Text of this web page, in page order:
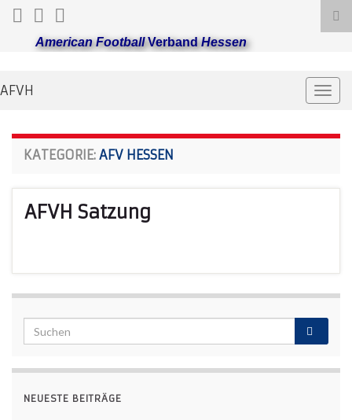
American FootballVerbandHessen
AFVH
KATEGORIE: AFV HESSEN
AFVH Satzung
NEUESTE BEITRÄGE